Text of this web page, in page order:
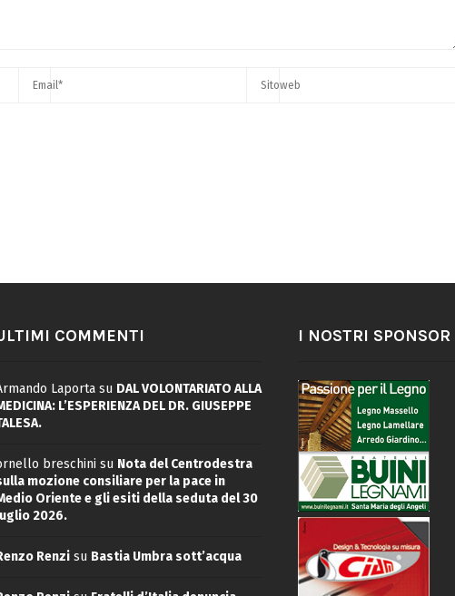
COMMENTI
Laportasu DAL VOLONTARIATO ALLA
L’ESPERIENZA DEL DR. GIUSEPPE
breschini su Nota del Centrodestra
mozione consiliare per la pace in
Oriente e gli esiti della seduta del 30
2026.
Renzisu Bastia Umbra sott’acqua
I NOSTRI SPONSOR